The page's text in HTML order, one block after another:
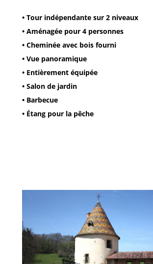
• Tour indépendante sur 2 niveaux
• Aménagée pour 4 personnes
• Cheminée avec bois fourni
• Vue panoramique
• Entièrement équipée
• Salon de jardin
• Barbecue
• Étang pour la pêche